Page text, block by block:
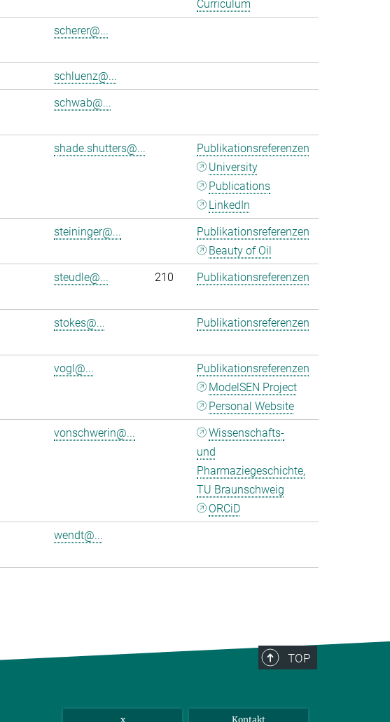
Curriculum
scherer@...
schluenz@...
schwab@...
shade.shutters@...
Publikationsreferenzen
University
Publications
LinkedIn
steininger@...
Publikationsreferenzen
Beauty of Oil
steudle@... 210 Publikationsreferenzen
stokes@... Publikationsreferenzen
vogl@...
Publikationsreferenzen
ModelSEN Project
Personal Website
vonschwerin@...
Wissenschafts-
und
Pharmaziegeschichte,
TU Braunschweig
ORCiD
wendt@...
TOP
x Kontakt